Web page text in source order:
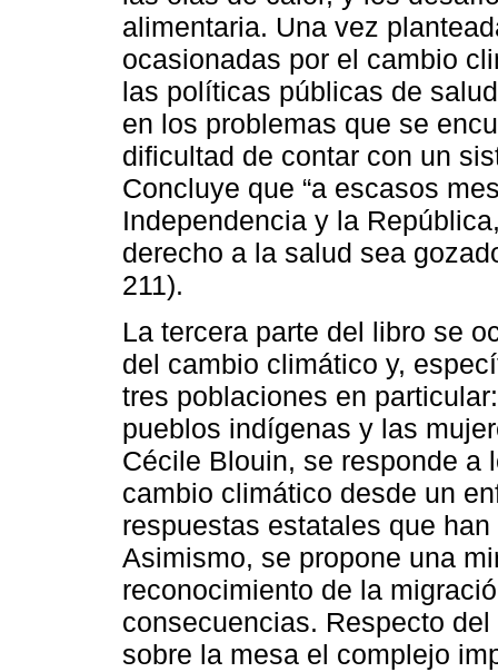
alimentaria. Una vez
ocasionadas por el cambio
las políticas públicas de
en los problemas que se
dificultad de contar con un
Concluye que “a escasos
Independencia y la
derecho a la salud sea
211).
La tercera parte del libro se
del cambio climático y,
tres poblaciones en
pueblos indígenas y las
Cécile Blouin, se responde a
cambio climático desde un
respuestas estatales que
Asimismo, se propone una
reconocimiento de la
consecuencias. Respecto
sobre la mesa el complejo